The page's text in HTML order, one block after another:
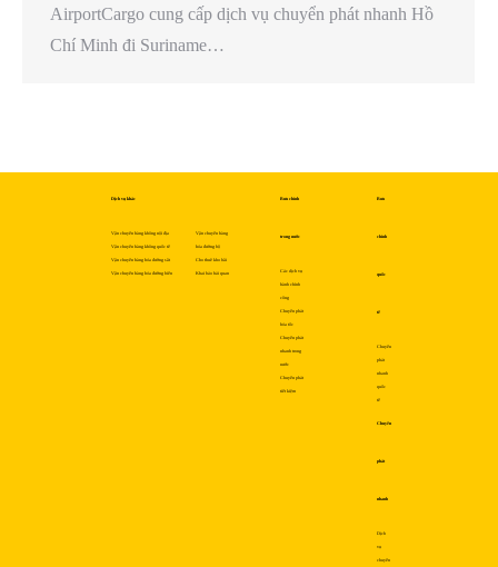
AirportCargo cung cấp dịch vụ chuyển phát nhanh Hồ
Chí Minh đi Suriname…
Dịch vụ khác
Vận chuyển hàng không nội địa
Vận chuyển hàng không quốc tế
Vận chuyển hàng hóa đường sắt
Vận chuyển hàng hóa đường biển
Vận chuyển hàng
hóa đường bộ
Cho thuê kho bãi
Khai báo hải quan
Bưu chính
trong nước
Các dịch vụ
hành chính
công
Chuyển phát
hỏa tốc
Chuyển phát
nhanh trong
nước
Chuyển phát
tiết kiệm
Bưu
chính
quốc
tế
Chuyển
phát
nhanh
quốc
tế
Chuyển
phát
nhanh
Dịch
vụ
chuyển